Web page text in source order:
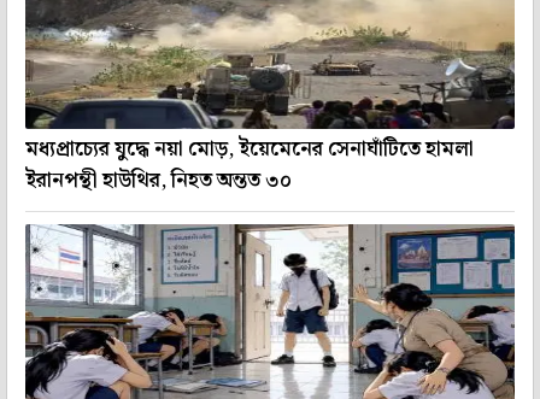
মধ্যপ্রাচ্যের যুদ্ধে নয়া মোড়, ইয়েমেনের সেনাঘাঁটিতে হামলা
ইরানপন্থী হাউথির, নিহত অন্তত ৩০